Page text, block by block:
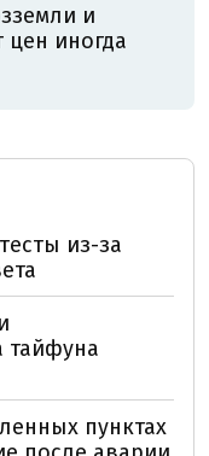
и
цен иногда
из-за
тайфуна
пунктах